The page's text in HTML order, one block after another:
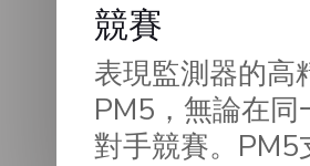
競賽
表現監測器的高
PM5，無論在
對手競賽。PM5